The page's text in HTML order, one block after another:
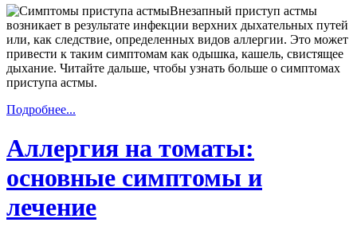
Внезапный приступ астмы
возникает в результате инфекции верхних дыхательных путей
или, как следствие, определенных видов аллергии. Это может
привести к таким симптомам как одышка, кашель, свистящее
дыхание. Читайте дальше, чтобы узнать больше о симптомах
приступа астмы.
Подробнее...
Аллергия на томаты:
основные симптомы и
лечение